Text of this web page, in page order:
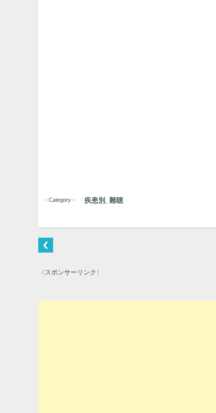
- Category - 疾患別 , 難聴
〈スポンサーリンク〉